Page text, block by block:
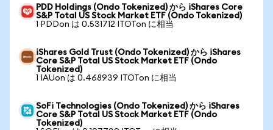
PDD Holdings (Ondo Tokenized) から iShares Core
S&P Total US Stock Market ETF (Ondo Tokenized)
1 PDDon は 0.531712 ITOTon に相当
iShares Gold Trust (Ondo Tokenized) から iShares
Core S&P Total US Stock Market ETF (Ondo
Tokenized)
1 IAUon は 0.468939 ITOTon に相当
SoFi Technologies (Ondo Tokenized) から iShares
Core S&P Total US Stock Market ETF (Ondo
Tokenized)